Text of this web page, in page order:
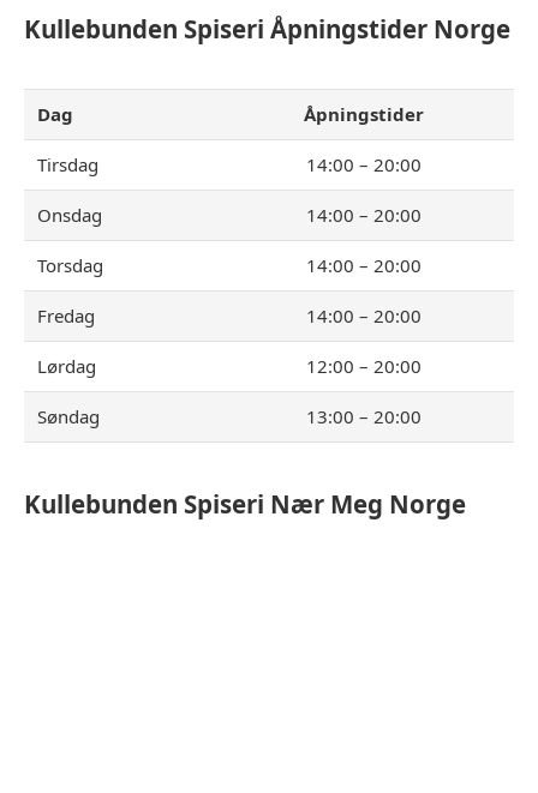
Kullebunden Spiseri Åpningstider Norge
Dag Åpningstider
Tirsdag 14:00 – 20:00
Onsdag 14:00 – 20:00
Torsdag 14:00 – 20:00
Fredag 14:00 – 20:00
Lørdag 12:00 – 20:00
Søndag 13:00 – 20:00
Kullebunden Spiseri Nær Meg Norge